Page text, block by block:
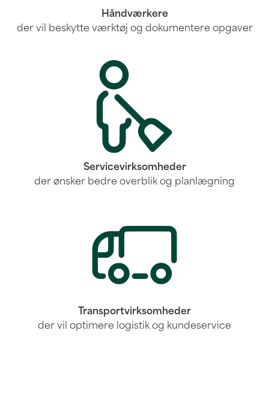
Håndværkere
der vil beskytte værktøj og dokumentere opgaver
Servicevirksomheder
der ønsker bedre overblik og planlægning
Transportvirksomheder
der vil optimere logistik og kundeservice